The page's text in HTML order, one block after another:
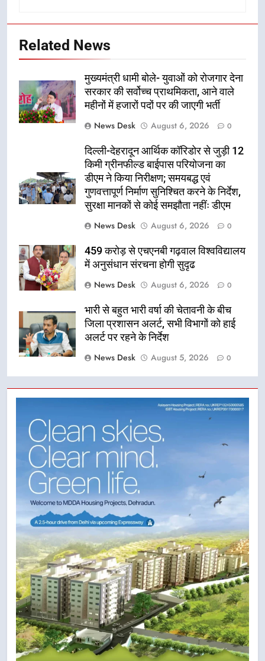
Related News
मुख्यमंत्री धामी बोले- युवाओं को रोजगार देना
सरकार की सर्वोच्च प्राथमिकता, आने वाले
महीनों में हजारों पदों पर की जाएगी भर्ती
News Desk
August 6, 2026 0
दिल्ली-देहरादून आर्थिक कॉरिडोर से जुड़ी 12
किमी ग्रीनफील्ड बाईपास परियोजना का
डीएम ने किया निरीक्षण; समयबद्ध एवं
गुणवत्तापूर्ण निर्माण सुनिश्चित करने के निर्देश,
सुरक्षा मानकों से कोई समझौता नहींः डीएम
News Desk
August 6, 2026 0
459 करोड़ से एचएनबी गढ़वाल विश्वविद्यालय
में अनुसंधान संरचना होगी सुदृढ
News Desk
August 6, 2026 0
भारी से बहुत भारी वर्षा की चेतावनी के बीच
जिला प्रशासन अलर्ट, सभी विभागों को हाई
अलर्ट पर रहने के निर्देश
News Desk
August 5, 2026 0